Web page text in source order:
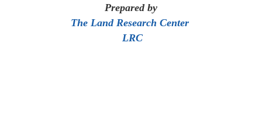
Prepared by
The Land Research Center
LRC